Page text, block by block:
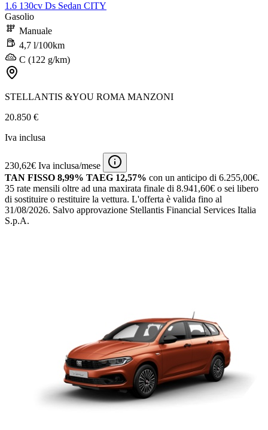
1.6 130cv Ds Sedan CITY
Gasolio
Manuale
4,7 l/100km
C (122 g/km)
STELLANTIS &YOU ROMA MANZONI
20.850 €
Iva inclusa
230,62€ Iva inclusa/mese
TAN FISSO 8,99% TAEG 12,57% con un anticipo di 6.255,00€.
35 rate mensili oltre ad una maxirata finale di 8.941,60€ o sei libero
di sostituire o restituire la vettura. L'offerta è valida fino al
31/08/2026. Salvo approvazione Stellantis Financial Services Italia
S.p.A.